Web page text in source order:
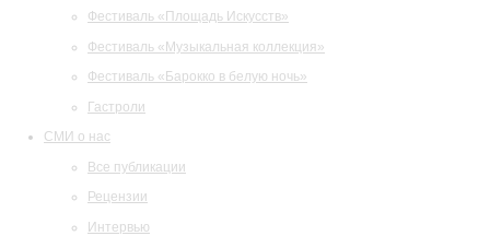
Фестиваль «Площадь Искусств»
Фестиваль «Музыкальная коллекция»
Фестиваль «Барокко в белую ночь»
Гастроли
СМИ о нас
Все публикации
Рецензии
Интервью